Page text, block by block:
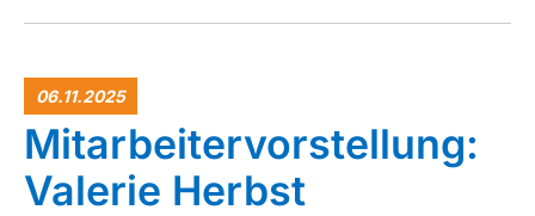
06.11.2025
Mitarbeitervorstellung:
Valerie Herbst